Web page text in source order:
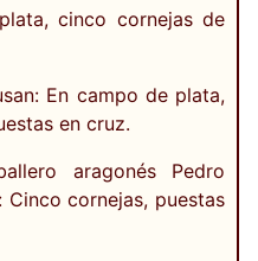
cinco cornejas de
En campo de plata,
en cruz.
aragonés Pedro
Cinco cornejas, puestas